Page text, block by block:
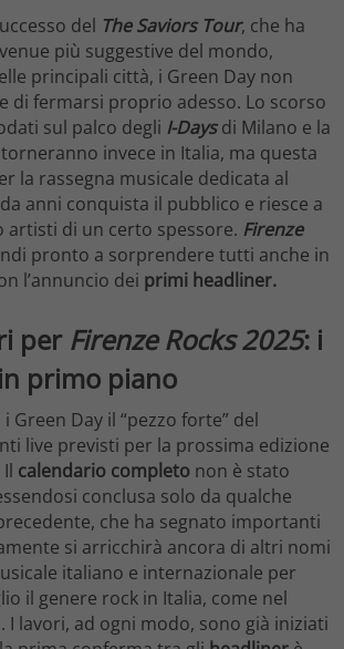
del The Saviors Tour, che ha
più suggestive del mondo,
principali città, i Green Day non
di fermarsi proprio adesso. Lo scorso
sul palco degli I-Daysdi Milano e la
invece in Italia, ma questa
la rassegna musicale dedicata al
anni conquista il pubblico e riesce a
artisti di un certo spessore. Firenze
pronto a sorprendere tutti anche in
l’annuncio dei primi headliner.
per Firenze Rocks 2025: i
primo piano
Green Day il “pezzo forte” del
live previsti per la prossima edizione
calendario completo non è stato
conclusa solo da qualche
che ha segnato importanti
si arricchirà ancora di altri nomi
italiano e internazionale per
il genere rock in Italia, come nel
I lavori, ad ogni modo, sono già iniziati